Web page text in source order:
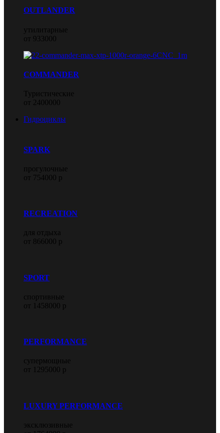
OUTLANDER
утилитарные
от 933000
COMMANDER
Туристические
от 2400000
Гидроциклы
SPARK
прогулочные
от 754000 р
RECREATION
для отдыха
от 866000 р
SPORT
спортивные
от 1458000 р
PERFORMANCE
супермощные
от 1295000 р
LUXURY PERFORMANCE
эксклюзивные